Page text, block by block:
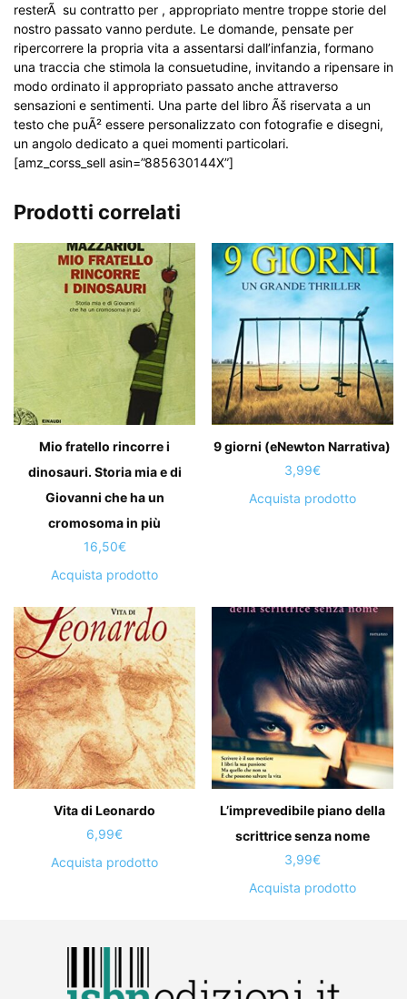
resterÃ su contratto per , appropriato mentre troppe storie del
nostro passato vanno perdute. Le domande, pensate per
ripercorrere la propria vita a assentarsi dall’infanzia, formano
una traccia che stimola la consuetudine, invitando a ripensare in
modo ordinato il appropriato passato anche attraverso
sensazioni e sentimenti. Una parte del libro Ãš riservata a un
testo che puÃ² essere personalizzato con fotografie e disegni,
un angolo dedicato a quei momenti particolari.
[amz_corss_sell asin=”885630144X”]
Prodotti correlati
Mio fratello rincorre i
dinosauri. Storia mia e di
Giovanni che ha un
cromosoma in più
16,50€
Acquista prodotto
9 giorni (eNewton Narrativa)
3,99€
Acquista prodotto
Vita di Leonardo
6,99€
Acquista prodotto
L’imprevedibile piano della
scrittrice senza nome
3,99€
Acquista prodotto